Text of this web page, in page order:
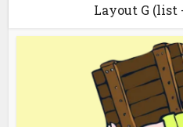
Layout G (list